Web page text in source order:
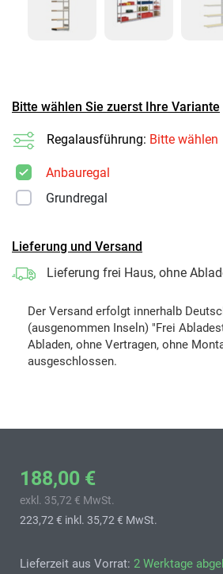
Bitte wählen Sie zuerst Ihre Variante
Regalausführung: Bitte wählen
Anbauregal
Grundregal
Lieferung und Versand
Lieferung frei Haus, ohne
Der Versand erfolgt innerhalb
(ausgenommen Inseln) "Frei
Abladen, ohne Vertragen, ohne
ausgeschlossen.
188,00 €
exkl. 35,72 € MwSt.
223,72 € inkl. 35,72 € MwSt.
Lieferzeit aus Vorrat: 2 Werktage